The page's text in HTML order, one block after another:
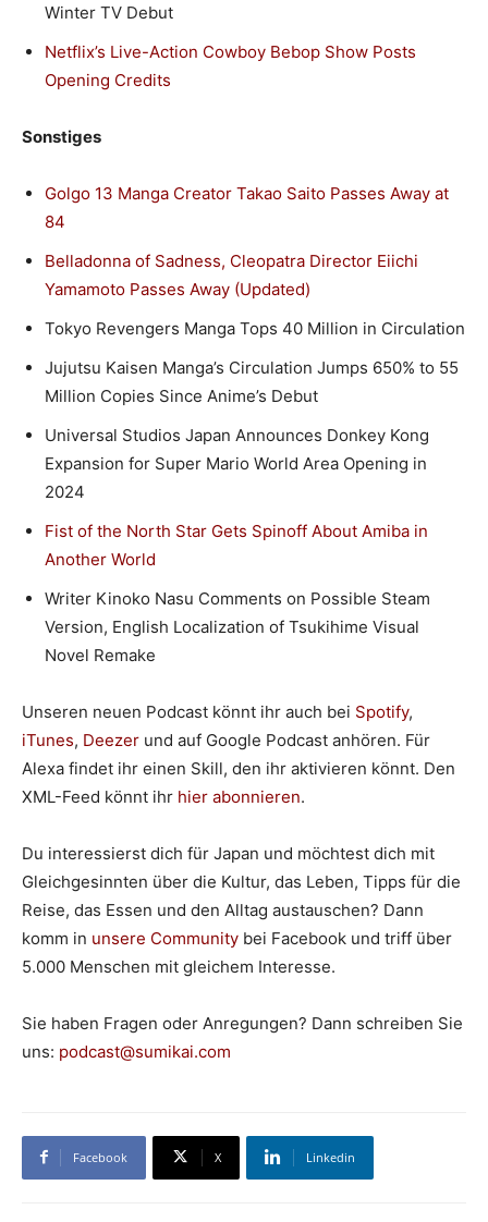
Winter TV Debut
Netflix’s Live-Action Cowboy Bebop Show Posts
Opening Credits
Sonstiges
Golgo 13 Manga Creator Takao Saito Passes Away at
84
Belladonna of Sadness, Cleopatra Director Eiichi
Yamamoto Passes Away (Updated)
Tokyo Revengers Manga Tops 40 Million in Circulation
Jujutsu Kaisen Manga’s Circulation Jumps 650% to 55
Million Copies Since Anime’s Debut
Universal Studios Japan Announces Donkey Kong
Expansion for Super Mario World Area Opening in
2024
Fist of the North Star Gets Spinoff About Amiba in
Another World
Writer Kinoko Nasu Comments on Possible Steam
Version, English Localization of Tsukihime Visual
Novel Remake
Unseren neuen Podcast könnt ihr auch bei Spotify,
iTunes, Deezer und auf Google Podcast anhören. Für
Alexa findet ihr einen Skill, den ihr aktivieren könnt. Den
XML-Feed könnt ihr hier abonnieren.
Du interessierst dich für Japan und möchtest dich mit
Gleichgesinnten über die Kultur, das Leben, Tipps für die
Reise, das Essen und den Alltag austauschen? Dann
komm in unsere Community bei Facebook und triff über
5.000 Menschen mit gleichem Interesse.
Sie haben Fragen oder Anregungen? Dann schreiben Sie
uns: podcast@sumikai.com
Facebook X Linkedin